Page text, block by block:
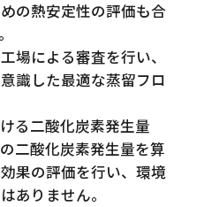
の熱安定性の評価も合
場による審査を行い、
識した最適な蒸留フロ
る二酸化炭素発生量
二酸化炭素発生量を算
果の評価を行い、環境
ありません。